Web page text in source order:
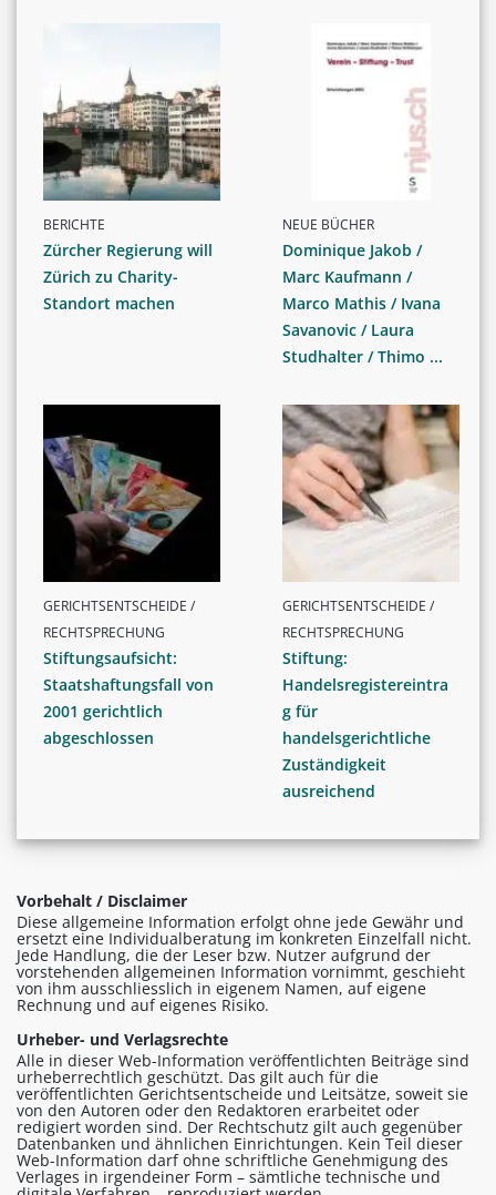
BERICHTE
Zürcher Regierung will
Zürich zu Charity-
Standort machen
NEUE BÜCHER
Dominique Jakob /
Marc Kaufmann /
Marco Mathis / Ivana
Savanovic / Laura
Studhalter / Thimo ...
GERICHTSENTSCHEIDE /
RECHTSPRECHUNG
Stiftungsaufsicht:
Staatshaftungsfall von
2001 gerichtlich
abgeschlossen
GERICHTSENTSCHEIDE /
RECHTSPRECHUNG
Stiftung:
Handelsregistereintra
g für
handelsgerichtliche
Zuständigkeit
ausreichend
Vorbehalt / Disclaimer
Diese allgemeine Information erfolgt ohne jede Gewähr und
ersetzt eine Individualberatung im konkreten Einzelfall nicht.
Jede Handlung, die der Leser bzw. Nutzer aufgrund der
vorstehenden allgemeinen Information vornimmt, geschieht
von ihm ausschliesslich in eigenem Namen, auf eigene
Rechnung und auf eigenes Risiko.
Urheber- und Verlagsrechte
Alle in dieser Web-Information veröffentlichten Beiträge sind
urheberrechtlich geschützt. Das gilt auch für die
veröffentlichten Gerichtsentscheide und Leitsätze, soweit sie
von den Autoren oder den Redaktoren erarbeitet oder
redigiert worden sind. Der Rechtschutz gilt auch gegenüber
Datenbanken und ähnlichen Einrichtungen. Kein Teil dieser
Web-Information darf ohne schriftliche Genehmigung des
Verlages in irgendeiner Form – sämtliche technische und